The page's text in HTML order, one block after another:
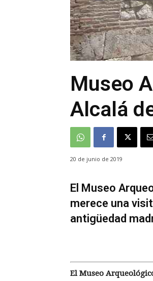
Museo
Alcalá
20 de junio de 2019
El Museo
merece una
antigüedad
El Museo